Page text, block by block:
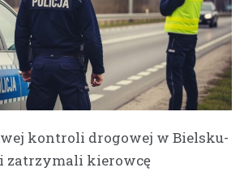
kontroli drogowej w Bielsku-
zatrzymali kierowcę